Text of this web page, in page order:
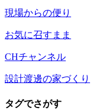
現場からの便り
お気に召すまま
CHチャンネル
設計渡邊の家づくり
タグでさがす